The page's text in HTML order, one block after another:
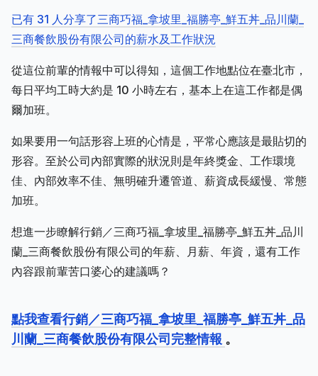
已有 31 人分享了三商巧福_拿坡里_福勝亭_鮮五丼_品川蘭_
三商餐飲股份有限公司的薪水及工作狀況
從這位前輩的情報中可以得知，這個工作地點位在臺北市，
每日平均工時大約是 10 小時左右，基本上在這工作都是偶
爾加班。
如果要用一句話形容上班的心情是，平常心應該是最貼切的
形容。至於公司內部實際的狀況則是年終獎金、工作環境
佳、內部效率不佳、無明確升遷管道、薪資成長緩慢、常態
加班。
想進一步瞭解行銷／三商巧福_拿坡里_福勝亭_鮮五丼_品川
蘭_三商餐飲股份有限公司的年薪、月薪、年資，還有工作
內容跟前輩苦口婆心的建議嗎？
點我查看行銷／三商巧福_拿坡里_福勝亭_鮮五丼_品
川蘭_三商餐飲股份有限公司完整情報 。